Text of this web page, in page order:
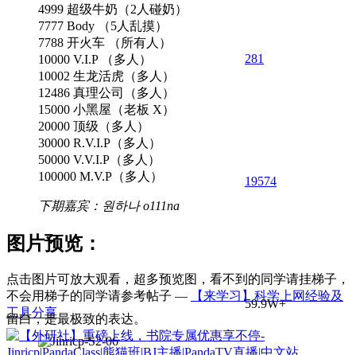
4999 超级牛奶（2人碰奶）
7777 Body （5人乱摸）
7788 开火车 （所有人）
10000 V.I.P （多人）
10002 生龙活虎（多人）
12486 真理公司（多人）
15000 小黑屋（老板 X）
20000 顶级（多人）
30000 R.V.I.P（多人）
50000 V.V.I.P（多人）
100000 M.V.P（多人）
下期嘉宾：원하나 o111na
图片预览：
点击图片可放大观看，超多预览图，看不到的同学请挂梯子，
不会用梯子的同学请参考帖子 —
【来学习】科学上网经验及
工具分享
281
19574
59.9W+
留白，是最极致的表达。